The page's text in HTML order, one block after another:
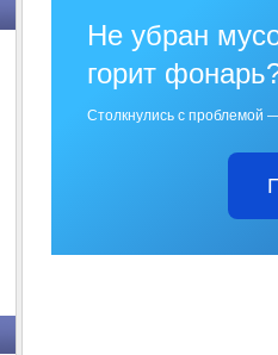
Не убран
горит
Столкнулись с проблемой